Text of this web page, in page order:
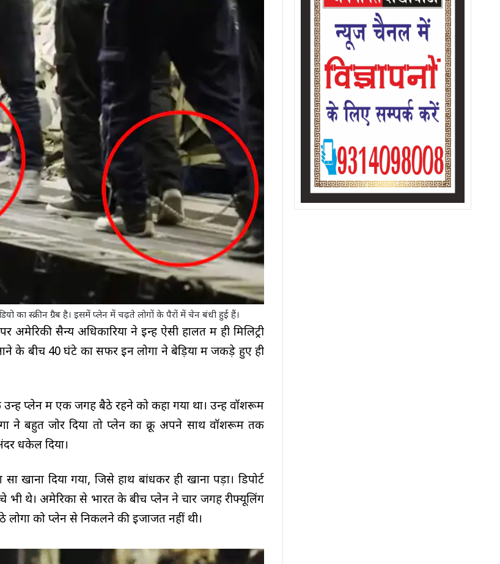
का स्क्रीन ग्रैब है। इसमें प्लेन में चढ़ते लोगों के पैरों में चेन बंधी हुई हैं।
अमेरिकी सैन्य अधिकारियों ने इन्हें ऐसी हालत में ही मिलिट्री
के बीच 40 घंटे का सफर इन लोगों ने बेड़ियों में जकड़े हुए ही
उन्हें प्लेन में एक जगह बैठे रहने को कहा गया था। उन्हें वॉशरूम
ने बहुत जोर दिया तो प्लेन का क्रू अपने साथ वॉशरूम तक
धकेल दिया।
खाना दिया गया, जिसे हाथ बांधकर ही खाना पड़ा। डिपोर्ट
भी थे। अमेरिका से भारत के बीच प्लेन ने चार जगह रीफ्यूलिंग
लोगों को प्लेन से निकलने की इजाजत नहीं थी।